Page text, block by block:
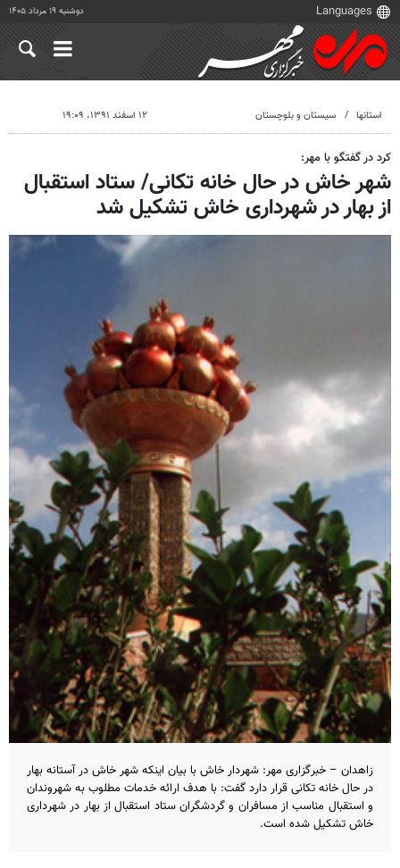
دوشنبه ۱۹ مرداد ۱۴۰۵
استانها سیستان و بلوچستان ۱۲ اسفند ۱۳۹۱، ۱۹:۰۹
کرد در گفتگو با مهر:
شهر خاش در حال خانه تکانی/ ستاد استقبال
از بهار در شهرداری خاش تشکیل شد
زاهدان – خبرگزاری مهر: شهردار خاش با بیان اینکه شهر خاش در آستانه بهار
در حال خانه تکانی قرار دارد گفت: با هدف ارائه خدمات مطلوب به شهروندان
و استقبال مناسب از مسافران و گردشگران ستاد استقبال از بهار در شهرداری
خاش تشکیل شده است.